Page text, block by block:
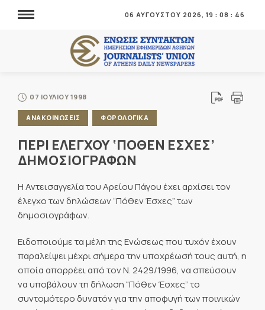
06 ΑΥΓΟΥΣΤΟΥ 2026, 19 : 08 : 47
07 ΙΟΥΛΙΟΥ 1998
ΑΝΑΚΟΙΝΩΣΕΙΣ ΦΟΡΟΛΟΓΙΚΑ
ΠΕΡΙ ΕΛΕΓΧΟΥ ‘ΠΟΘΕΝ ΕΣΧΕΣ’
ΔΗΜΟΣΙΟΓΡΑΦΩΝ
Η Αντεισαγγελία του Αρείου Πάγου έχει αρχίσει τον
έλεγχο των δηλώσεων “Πόθεν Έσχες” των
δημοσιογράφων.
Ειδοποιούμε τα μέλη της Ενώσεως που τυχόν έχουν
παραλείψει μέχρι σήμερα την υποχρέωσή τους αυτή, η
οποία απορρέει από τον Ν. 2429/1996, να σπεύσουν
να υποβάλουν τη δήλωση “Πόθεν Έσχες” το
συντομότερο δυνατόν για την αποφυγή των ποινικών